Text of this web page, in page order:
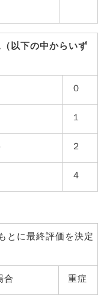
以下の中からいず
０
１
要 ２
４
とに最終評価を決定
る場合 重症